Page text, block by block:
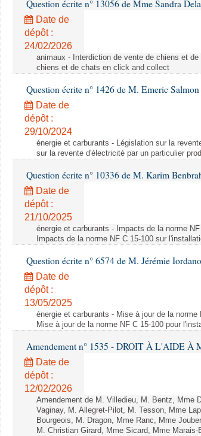
Question écrite n° 13056 de Mme Sandra
Date de
dépôt :
24/02/2026
animaux - Interdiction de vente de chiens et
chiens et de chats en click and collect
Question écrite n° 1426 de M. Emeric Salmon
Date de
dépôt :
29/10/2024
énergie et carburants - Législation sur la
sur la revente d'électricité par un particulier
Question écrite n° 10336 de M. Karim
Date de
dépôt :
21/10/2025
énergie et carburants - Impacts de la norme
Impacts de la norme NF C 15-100 sur
Question écrite n° 6574 de M. Jérémie
Date de
dépôt :
13/05/2025
énergie et carburants - Mise à jour de la
Mise à jour de la norme NF C 15-100 pour
Amendement n° 1535 - DROIT À L'AIDE À
Date de
dépôt :
12/02/2026
Amendement de M. Villedieu, M. Bentz, Mme
Vaginay, M. Allegret-Pilot, M. Tesson, Mme
Bourgeois, M. Dragon, Mme Ranc, Mme
M. Christian Girard, Mme Sicard, Mme